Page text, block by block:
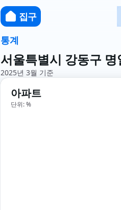
집구
통계
서울특별시 강동구
2025년 3월 기준
아파트
단위: %